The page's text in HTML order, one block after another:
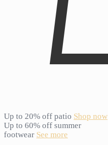
Up to 20% off patio Shop now
Up to 60% off summer
footwear See more